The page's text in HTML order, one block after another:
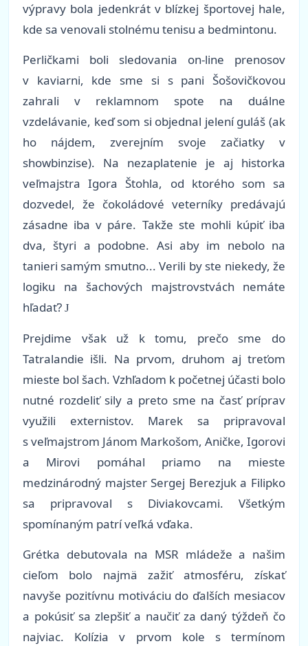
výpravy bola jedenkrát v blízkej športovej hale,
kde sa venovali stolnému tenisu a bedmintonu.
Perličkami boli sledovania on-line prenosov
v kaviarni, kde sme si s pani Šošovičkovou
zahrali v reklamnom spote na duálne
vzdelávanie, keď som si objednal jelení guláš (ak
ho nájdem, zverejním svoje začiatky v
showbinzise). Na nezaplatenie je aj historka
veľmajstra Igora Štohla, od ktorého som sa
dozvedel, že čokoládové veterníky predávajú
zásadne iba v páre. Takže ste mohli kúpiť iba
dva, štyri a podobne. Asi aby im nebolo na
tanieri samým smutno... Verili by ste niekedy, že
logiku na šachových majstrovstvách nemáte
hľadať? J
Prejdime však už k tomu, prečo sme do
Tatralandie išli. Na prvom, druhom aj treťom
mieste bol šach. Vzhľadom k početnej účasti bolo
nutné rozdeliť sily a preto sme na časť príprav
využili externistov. Marek sa pripravoval
s veľmajstrom Jánom Markošom, Aničke, Igorovi
a Mirovi pomáhal priamo na mieste
medzinárodný majster Sergej Berezjuk a Filipko
sa pripravoval s Diviakovcami. Všetkým
spomínaným patrí veľká vďaka.
Grétka debutovala na MSR mládeže a našim
cieľom bolo najmä zažiť atmosféru, získať
navyše pozitívnu motiváciu do ďalších mesiacov
a pokúsiť sa zlepšiť a naučiť za daný týždeň čo
najviac. Kolízia v prvom kole s termínom